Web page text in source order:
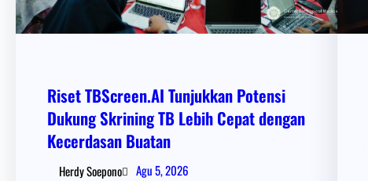
Riset TBScreen.AI Tunjukkan Potensi
Dukung Skrining TB Lebih Cepat dengan
Kecerdasan Buatan
Herdy Soepono Agu 5, 2026